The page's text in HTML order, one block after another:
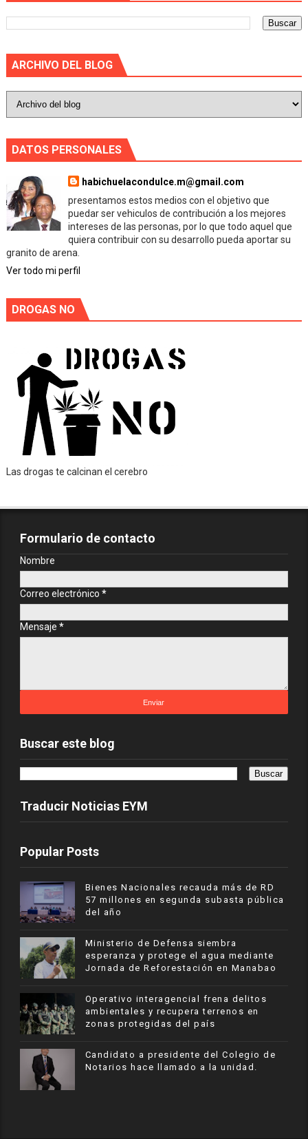
ARCHIVO DEL BLOG
DATOS PERSONALES
habichuelacondulce.m@gmail.com
presentamos estos medios con el objetivo que
puedar ser vehiculos de contribución a los mejores
intereses de las personas, por lo que todo aquel que
quiera contribuir con su desarrollo pueda aportar su
granito de arena.
Ver todo mi perfil
DROGAS NO
Las drogas te calcinan el cerebro
Formulario de contacto
Nombre
Correo electrónico *
Mensaje *
Buscar este blog
Traducir Noticias EYM
Popular Posts
Bienes Nacionales recauda más de RD
57 millones en segunda subasta pública
del año
Ministerio de Defensa siembra
esperanza y protege el agua mediante
Jornada de Reforestación en Manabao
Operativo interagencial frena delitos
ambientales y recupera terrenos en
zonas protegidas del país
Candidato a presidente del Colegio de
Notarios hace llamado a la unidad.